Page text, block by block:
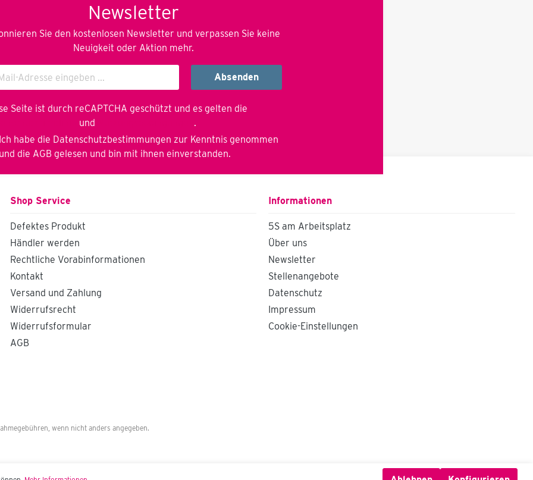
Newsletter
Sie den kostenlosen Newsletter und verpassen Sie keine
Neuigkeit oder Aktion mehr.
Absenden
Seite ist durch reCAPTCHA geschützt und es gelten die
und
.
Ich habe die Datenschutzbestimmungen zur Kenntnis genommen
und die AGB gelesen und bin mit ihnen einverstanden.
Shop Service
Defektes Produkt
Händler werden
Rechtliche Vorabinformationen
Kontakt
Versand und Zahlung
Widerrufsrecht
Widerrufsformular
AGB
Informationen
5S am Arbeitsplatz
Über uns
Newsletter
Stellenangebote
Datenschutz
Impressum
Cookie-Einstellungen
wenn nicht anders angegeben.